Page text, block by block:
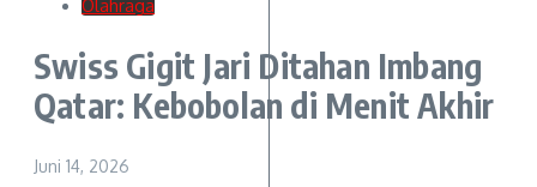
Olahraga
Swiss Gigit Jari Ditahan Imbang
Qatar: Kebobolan di Menit Akhir
Juni 14, 2026